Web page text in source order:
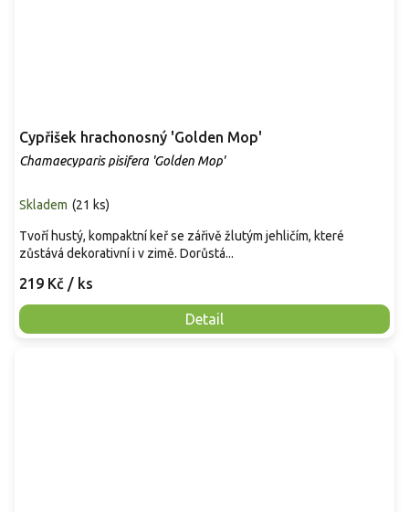
Cypřišek hrachonosný 'Golden Mop'
Chamaecyparis pisifera 'Golden Mop'
Skladem (21 ks)
219 Kč / ks
Detail
Tvoří hustý, kompaktní keř se zářivě žlutým jehličím, které
zůstává dekorativní i v zimě. Dorůstá...